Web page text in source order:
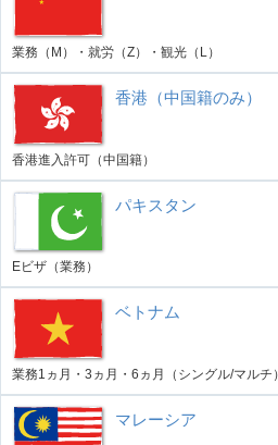
業務（M）・就労（Z）・観光（L）
香港（中国籍のみ）
香港進入許可（中国籍）
パキスタン
Eビザ（業務）
ベトナム
業務1ヵ月・3ヵ月・6ヵ月（シングル/マルチ
マレーシア